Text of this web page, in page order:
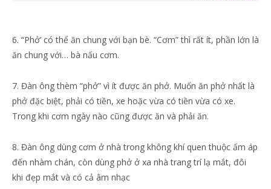
6. “Phở’ có thể ăn chung với bạn bè. “Cơm” thì rất ít, phần lớn là
ăn chung với… bà nấu cơm.
7. Đàn ông thèm “phở” vì ít được ăn phở. Muốn ăn phở nhất là
phở đặc biệt, phải có tiền, xe hoặc vừa có tiền vừa có xe.
Trong khi cơm ngày nào cũng được ăn và phải ăn.
8. Đàn ông dùng cơm ở nhà trong không khí quen thuộc ấm áp
đến nhàm chán, còn dùng phở ở xa nhà trang trí lạ mắt, đôi
khi đẹp mắt và có cả âm nhạc